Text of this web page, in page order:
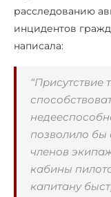
расследованию
инцидентов
написала:
“Присутствие
позволило бы
членов
кабины
капитану